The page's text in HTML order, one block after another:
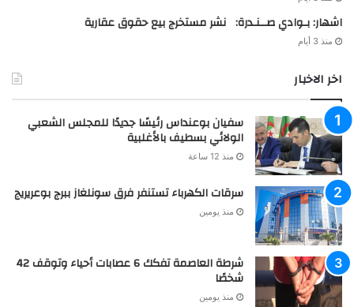
اشهار: بـوادي صــنـدرة: نشر مستخرج بيع حقوق عقارية
منذ 3 أيام
اخر الاخبار
سفيان بوعنداس رئيسًا جديدًا للمجلس الشعبي
الولائي بسطيف بالأغلبية
منذ 12 ساعة
سرقات الكهرباء تستنفر فرق سونلغاز ببرج بوعريريج
منذ يومين
شرطة العاصمة تفكك 6 عصابات أحياء وتوقف 42
شخصًا
منذ يومين